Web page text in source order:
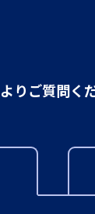
よりご質問く